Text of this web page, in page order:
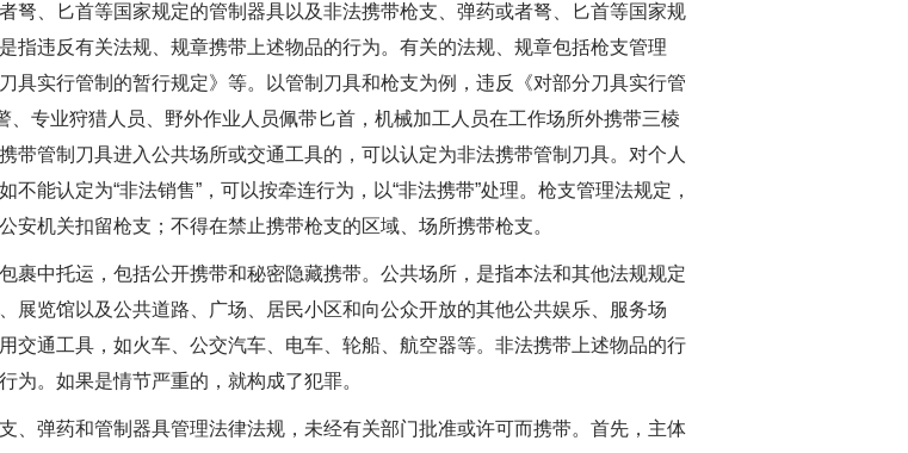
、匕首等国家规定的管制器具以及非法携带枪支、弹药或者弩、匕首等国家规
指违反有关法规、规章携带上述物品的行为。有关的法规、规章包括枪支管理
具实行管制的暂行规定》等。以管制刀具和枪支为例，违反《对部分刀具实行管
专业狩猎人员、野外作业人员佩带匕首，机械加工人员在工作场所外携带三棱
带管制刀具进入公共场所或交通工具的，可以认定为非法携带管制刀具。对个人
能认定为“非法销售”，可以按牵连行为，以“非法携带”处理。枪支管理法规定，
机关扣留枪支；不得在禁止携带枪支的区域、场所携带枪支。
中托运，包括公开携带和秘密隐藏携带。公共场所，是指本法和其他法规规定
展览馆以及公共道路、广场、居民小区和向公众开放的其他公共娱乐、服务场
交通工具，如火车、公交汽车、电车、轮船、航空器等。非法携带上述物品的行
为。如果是情节严重的，就构成了犯罪。
弹药和管制器具管理法律法规，未经有关部门批准或许可而携带。首先，主体